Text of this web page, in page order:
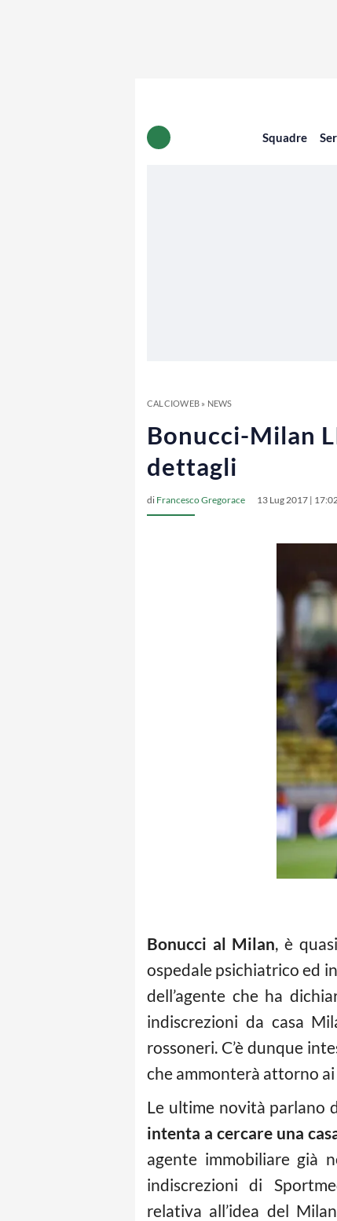
Squadre
CALCIOWEB» NEWS
Bonucci-Milan
dettagli
di Francesco Gregorace 13 Lug 2017 |
Bonucci al Milan, è
ospedale psichiatrico ed
dell’agente che ha
indiscrezioni da casa
rossoneri. C’è dunque
che ammonterà attorno
Le ultime novità parlano
intenta a cercare una
agente immobiliare già
indiscrezioni di
relativa all’idea del